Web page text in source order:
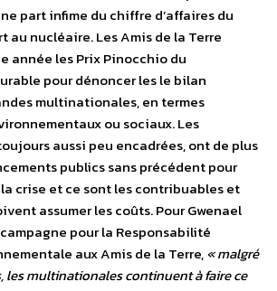
part infime du chiffre d’affaires du
au nucléaire. Les Amis de la Terre
année les Prix Pinocchio du
pour dénoncer les le bilan
multinationales, en termes
ou sociaux. Les
aussi peu encadrées, ont de plus
publics sans précédent pour
crise et ce sont les contribuables et
assumer les coûts. Pour Gwenael
pour la Responsabilité
aux Amis de la Terre,« malgré
les multinationales continuent à faire ce